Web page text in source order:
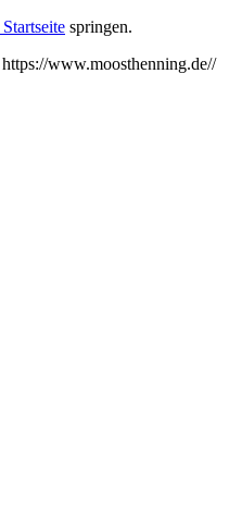
springen.
www.moosthenning.de//